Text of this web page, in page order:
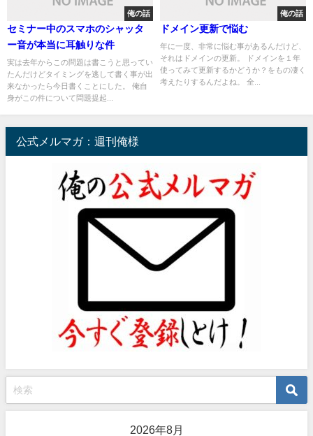
俺の話
セミナー中のスマホのシャッタ
ー音が本当に耳触りな件
実は去年からこの問題は書こうと思ってい
たんだけどタイミングを逃して書く事が出
来なかったら今日書くことにした。 俺自
身がこの件について問題提起...
俺の話
ドメイン更新で悩む
年に一度、非常に悩む事があるんだけど、
それはドメインの更新。 ドメインを１年
使ってみて更新するかどうか？をもの凄く
考えたりするんだよね。 全...
公式メルマガ：週刊俺様
2026年8月